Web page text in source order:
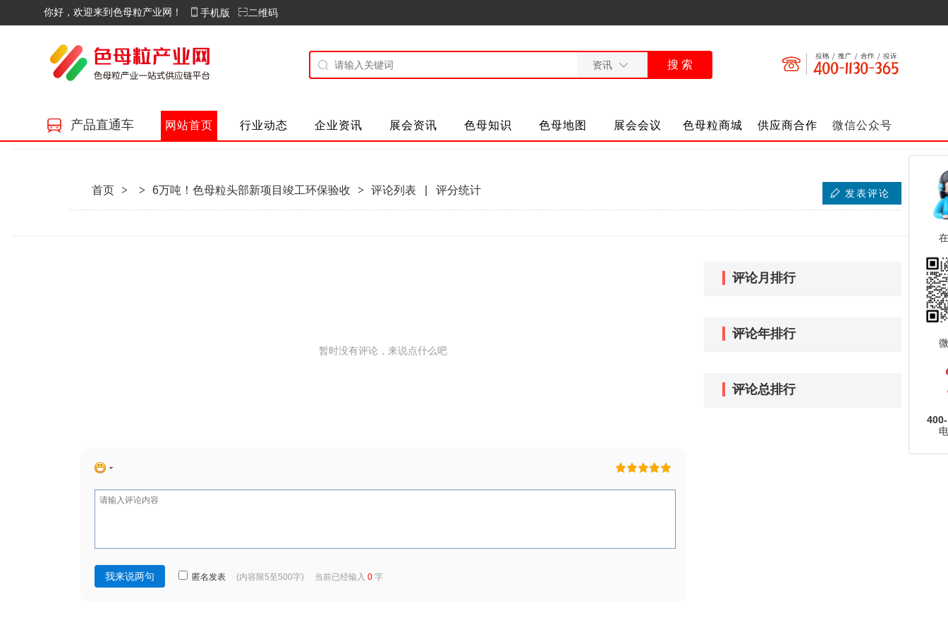
你好，欢迎来到色母粒产业网！ 手机版 二维码
产品直通车 网站首页 行业动态 企业资讯 展会资讯 色母知识 色母地图 展会会议 色母粒商城 供应商合作 微信公众号
发表评论
首页 > > 6万吨！色母粒头部新项目竣工环保验收 > 评论列表 评分统计
暂时没有评论，来说点什么吧
匿名发表 (内容限5至500字) 当前已经输入 0 字
评论月排行
评论年排行
评论总排行